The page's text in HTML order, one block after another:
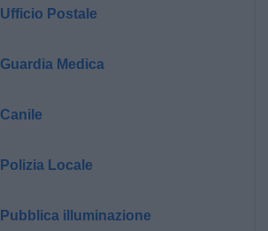
Ufficio Postale
Guardia Medica
Canile
Polizia Locale
Pubblica illuminazione